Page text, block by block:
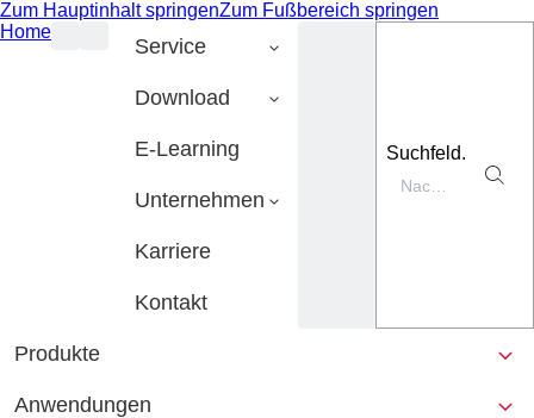
Zum Hauptinhalt springenZum Fußbereich springen
Home
Service
Download
E-Learning
Unternehmen
Karriere
Kontakt
Suchfeld.
Produkte
Anwendungen